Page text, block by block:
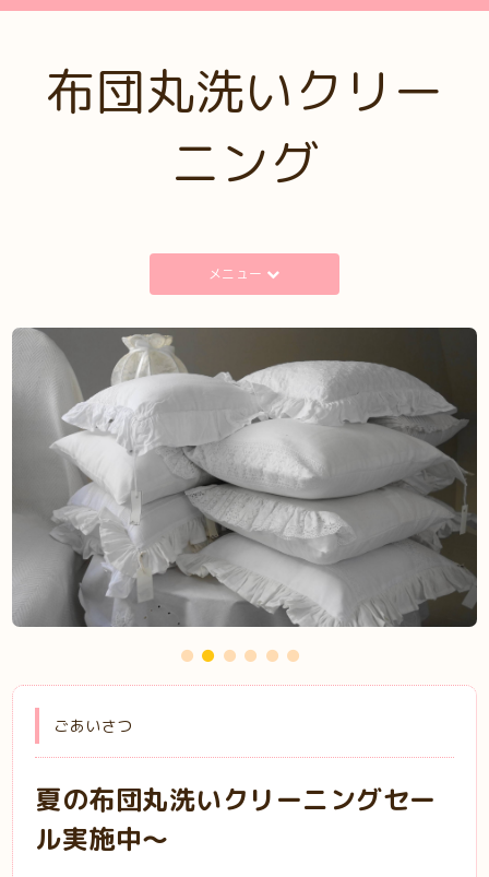
布団丸洗いクリー
ニング
メニュー
ごあいさつ
夏の布団丸洗いクリーニングセー
ル実施中～